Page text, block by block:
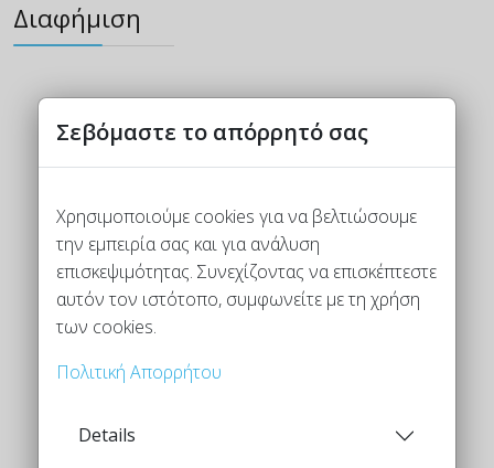
Διαφήμιση
Σεβόμαστε το απόρρητό σας
Χρησιμοποιούμε cookies για να βελτιώσουμε
την εμπειρία σας και για ανάλυση
επισκεψιμότητας. Συνεχίζοντας να επισκέπτεστε
αυτόν τον ιστότοπο, συμφωνείτε με τη χρήση
των cookies.
Πολιτική Απορρήτου
Details